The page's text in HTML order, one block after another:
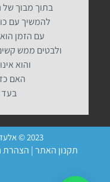
בתוך מבוך של
להמשיך עם
עם הזמן
ולבטים ממש
והוא
האם
בעד
2023 © אלעד דויטש מוסיקה | האתר פועל ברשיון
תקנון האתר| הצהרת